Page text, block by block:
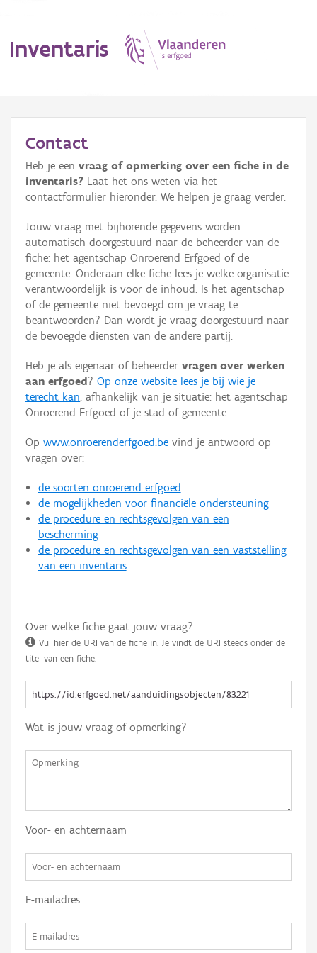
Inventaris
Erfgoedobject
Aanduidingsobject
Waarneming
Thema
Gebeurtenis
Persoon of collectief
Hergebruik
Aanmelden
Contact
Heb je een vraag of opmerking over een fiche in de
inventaris? Laat het ons weten via het
contactformulier hieronder. We helpen je graag verder.
Jouw vraag met bijhorende gegevens worden
automatisch doorgestuurd naar de beheerder van de
fiche: het agentschap Onroerend Erfgoed of de
gemeente. Onderaan elke fiche lees je welke organisatie
verantwoordelijk is voor de inhoud. Is het agentschap
of de gemeente niet bevoegd om je vraag te
beantwoorden? Dan wordt je vraag doorgestuurd naar
de bevoegde diensten van de andere partij.
Heb je als eigenaar of beheerder vragen over werken
aan erfgoed ? Op onze website lees je bij wie je
terecht kan, afhankelijk van je situatie: het agentschap
Onroerend Erfgoed of je stad of gemeente.
Op www.onroerenderfgoed.be vind je antwoord op
vragen over:
de soorten onroerend erfgoed
de mogelijkheden voor financiële ondersteuning
de procedure en rechtsgevolgen van een
bescherming
de procedure en rechtsgevolgen van een vaststelling
van een inventaris
Over welke fiche gaat jouw vraag?
Vul hier de URI van de fiche in. Je vindt de URI steeds onder de
titel van een fiche.
Wat is jouw vraag of opmerking?
Voor- en achternaam
E-mailadres